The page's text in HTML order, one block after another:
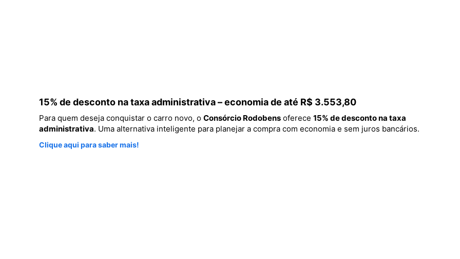
15% de desconto na taxa administrativa – economia de até R$ 3.553,80
Para quem deseja conquistar o carro novo, o Consórcio Rodobens oferece 15% de desconto na taxa
administrativa. Uma alternativa inteligente para planejar a compra com economia e sem juros bancários.
Clique aqui para saber mais!